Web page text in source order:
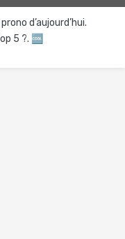
d’aujourd’hui.
5 ?. 🆒